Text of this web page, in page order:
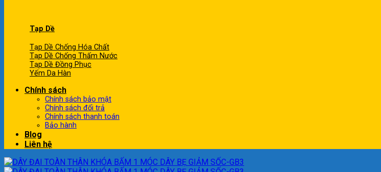
Tạp Dề
Tạp Dề Chống Hóa Chất
Tạp Dề Chống Thấm Nước
Tạp Dề Đồng Phục
Yếm Da Hàn
Chính sách
Chính sách bảo mật
Chính sách đổi trả
Chính sách thanh toán
Bảo hành
Blog
Liên hệ